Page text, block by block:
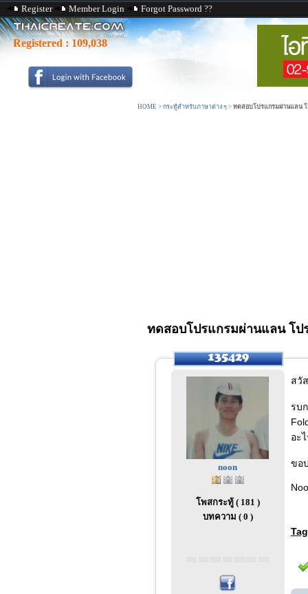
Register Member Login Forgot Password ??
Registered : 109,038
HOME > กระทู้สำหรับภาษาต่าง ๆ > ทดสอบโปรแกรมผ่านแลน
ทดสอบโปรแกรมผ่านแลน โป
noon
โพสกระทู้ ( 181 )
บทความ ( 0 )
สวั
รบ
อะ
ขอ
Tag